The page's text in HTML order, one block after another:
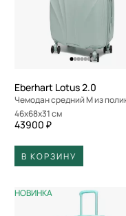
Eberhart Lotus 2.0
46x68x31 см
43900 ₽
В КОРЗИНУ
НОВИНКА